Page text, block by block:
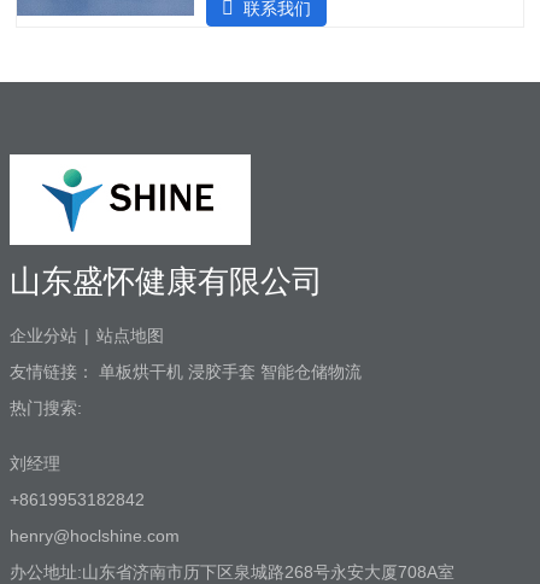
秒即可产生高品质次氯酸盐消毒剂
行业消毒杀菌、除臭的必备设备。1)成本
10000小时；5）售后无忧：可市场培训以
及技术支持。6）高度集成：内置纯水机，
直接可接自来水。应用范围 次氯酸10-
橘，大肠杆菌，金黄色葡萄菌，MRSA等
联系我们
山东盛怀健康有限公司
企业分站 | 站点地图
友情链接： 单板烘干机 浸胶手套 智能仓储物流
热门搜索:
刘经理
+8619953182842
henry@hoclshine.com
办公地址:山东省济南市历下区泉城路268号永安大厦708A室